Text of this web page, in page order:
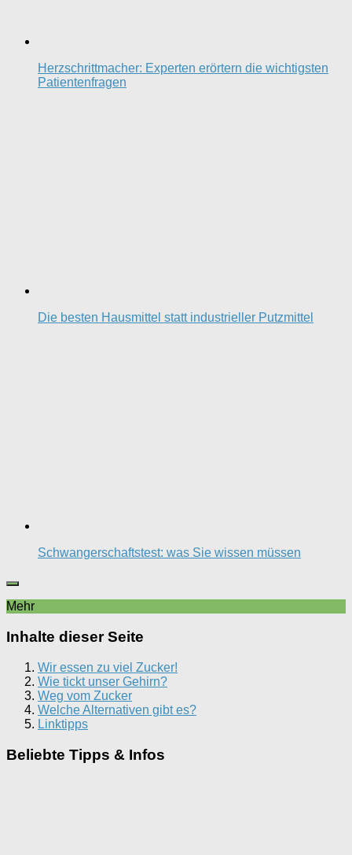
Herzschrittmacher: Experten erörtern die wichtigsten
Patientenfragen
Die besten Hausmittel statt industrieller Putzmittel
Schwangerschaftstest: was Sie wissen müssen
Mehr
Inhalte dieser Seite
Wir essen zu viel Zucker!
Wie tickt unser Gehirn?
Weg vom Zucker
Welche Alternativen gibt es?
Linktipps
Beliebte Tipps & Infos